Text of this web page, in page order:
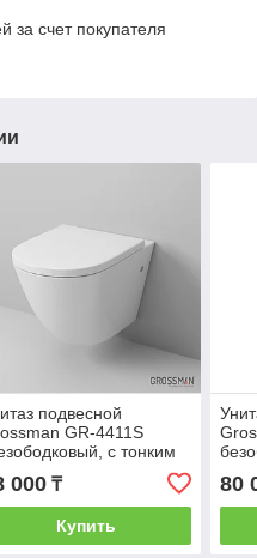
за счет покупателя
подвесной
GR-4411S
с тонким
000₸
Купить
80